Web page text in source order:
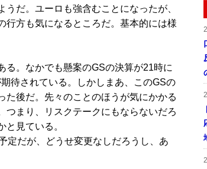
だ。ユーロも強含むことになったが、
行方も気になるところだ。基本的には様
。なかでも懸案のGSの決算が21時に
待されている。しかしまあ、このGSの
た後だ。先々のことのほうが気にかかる
つまり、リスクテークにもならないだろ
と見ている。
だが、どうせ変更なしだろうし、あ